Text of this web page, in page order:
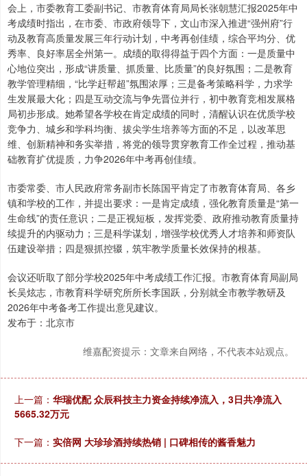
会上，市委教育工委副书记、市教育体育局局长张朝慧汇报2025年中
考成绩时指出，在市委、市政府领导下，文山市深入推进“强州府”行
动及教育高质量发展三年行动计划，中考再创佳绩，综合平均分、优
秀率、良好率居全州第一。成绩的取得得益于四个方面：一是质量中
心地位突出，形成“讲质量、抓质量、比质量”的良好氛围；二是教育
教学管理精细，“比学赶帮超”氛围浓厚；三是备考策略科学，力求学
生发展最大化；四是互动交流与争先晋位并行，初中教育竞相发展格
局初步形成。她希望各学校在肯定成绩的同时，清醒认识在优质学校
竞争力、城乡和学科均衡、拔尖学生培养等方面的不足，以改革思
维、创新精神和务实举措，将党的领导贯穿教育工作全过程，推动基
础教育扩优提质，力争2026年中考再创佳绩。
市委常委、市人民政府常务副市长陈国平肯定了市教育体育局、各乡
镇和学校的工作，并提出要求：一是肯定成绩，强化教育质量是“第一
生命线”的责任意识；二是正视短板，发挥党委、政府推动教育质量持
续提升的内驱动力；三是科学谋划，增强学校优秀人才培养和师资队
伍建设举措；四是狠抓控辍，筑牢教学质量长效保持的根基。
会议还听取了部分学校2025年中考成绩工作汇报。市教育体育局副局
长吴炫志，市教育科学研究所所长李国跃，分别就全市教学教研及
2026年中考备考工作提出意见建议。
发布于：北京市
维嘉配资提示：文章来自网络，不代表本站观点。
上一篇： 华瑞优配 众辰科技主力资金持续净流入，3日共净流入
5665.32万元
下一篇： 实倍网 大珍珍酒持续热销 | 口碑相传的酱香魅力